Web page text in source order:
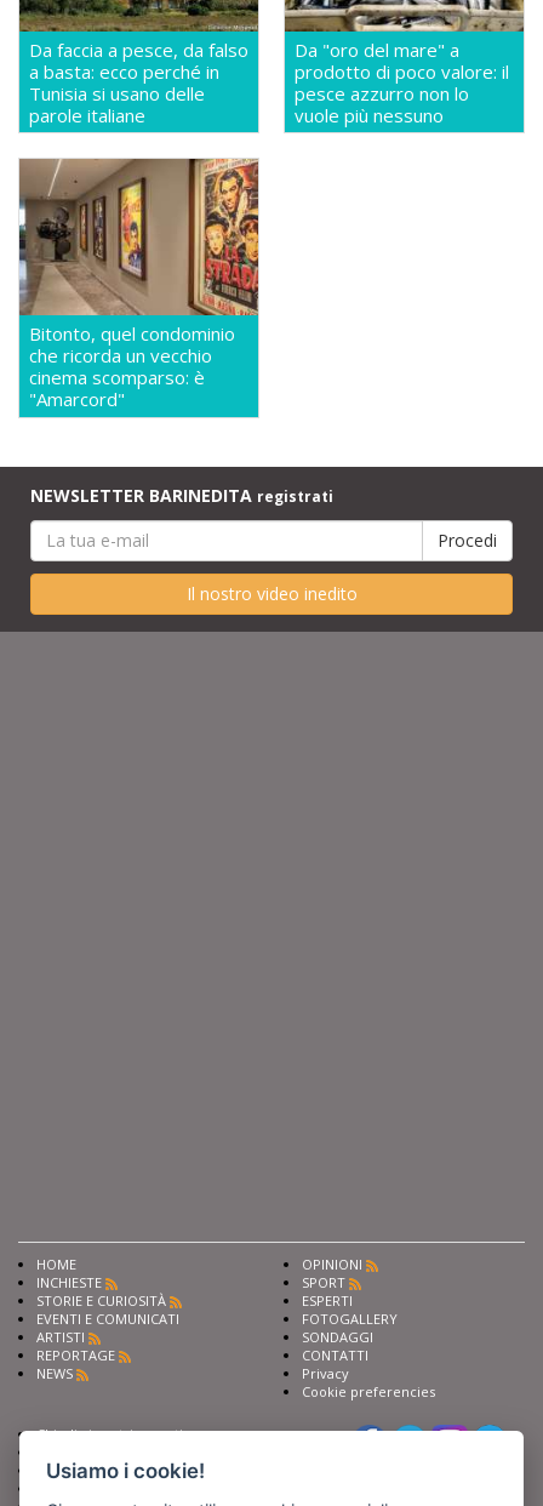
Da faccia a pesce, da falso
a basta: ecco perché in
Tunisia si usano delle
parole italiane
Da "oro del mare" a
prodotto di poco valore: il
pesce azzurro non lo
vuole più nessuno
Bitonto, quel condominio
che ricorda un vecchio
cinema scomparso: è
"Amarcord"
NEWSLETTER BARINEDITA registrati
Il nostro video inedito
HOME
INCHIESTE
STORIE E CURIOSITÀ
EVENTI E COMUNICATI
ARTISTI
REPORTAGE
NEWS
OPINIONI
SPORT
ESPERTI
FOTOGALLERY
SONDAGGI
CONTATTI
Privacy
Cookie preferencies
Chiedi ai nostri esperti
Fai pubblicità con noi
Usiamo i cookie!